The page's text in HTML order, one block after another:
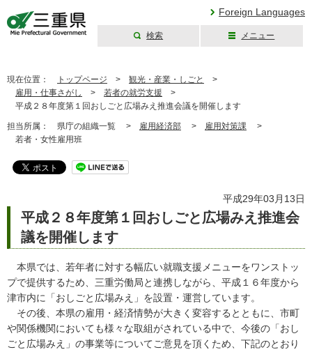
Foreign Languages
検索 メニュー
現在位置： トップページ > 観光・産業・しごと
>
雇用・仕事さがし
> 若者の就労支援 >
平成２８年度第１回おしごと広場みえ推進会議を開催します
担当所属： 県庁の組織一覧 > 雇用経済部 > 雇用対策課 >
若者・女性雇用班
平成29年03月13日
平成２８年度第１回おしごと広場みえ推進会
議を開催します
本県では、若年者に対する幅広い就職支援メニューをワンストッ
プで提供するため、三重労働局と連携しながら、平成１６年度から
津市内に「おしごと広場みえ」を設置・運営しています。
その後、本県の雇用・経済情勢が大きく変容するとともに、市町
や関係機関においても様々な取組がされている中で、今後の「おし
ごと広場みえ」の事業等についてご意見を頂くため、下記のとおり